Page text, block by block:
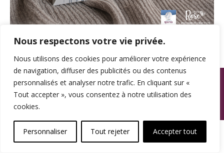
Nous respectons votre vie privée.
Nous utilisons des cookies pour améliorer votre expérience
de navigation, diffuser des publicités ou des contenus
personnalisés et analyser notre trafic. En cliquant sur «
Tout accepter », vous consentez à notre utilisation des
cookies.
Personnaliser Tout rejeter Accepter tout
© SPAMA 2014 - 2026. Tous droits réservés.
footer